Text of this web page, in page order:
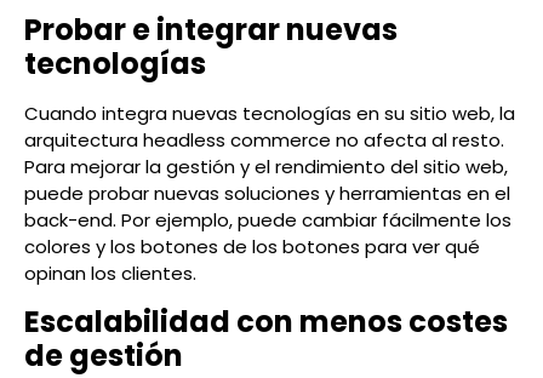
Probar e integrar nuevas
tecnologías
Cuando integra nuevas tecnologías en su sitio web, la
arquitectura headless commerce no afecta al resto.
Para mejorar la gestión y el rendimiento del sitio web,
puede probar nuevas soluciones y herramientas en el
back-end. Por ejemplo, puede cambiar fácilmente los
colores y los botones de los botones para ver qué
opinan los clientes.
Escalabilidad con menos costes
de gestión